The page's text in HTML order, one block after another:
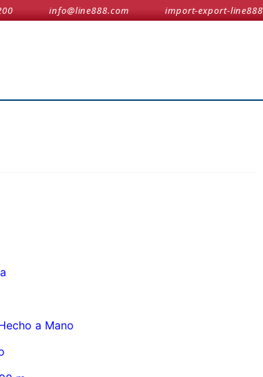
info@line888.com import-export-line888
a Mano